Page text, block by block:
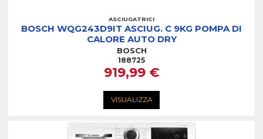
ASCIUGATRICI
BOSCH WQG243D9IT ASCIUG. C 9KG POMPA DI
CALORE AUTO DRY
BOSCH
188725
919,99 €
VISUALIZZA